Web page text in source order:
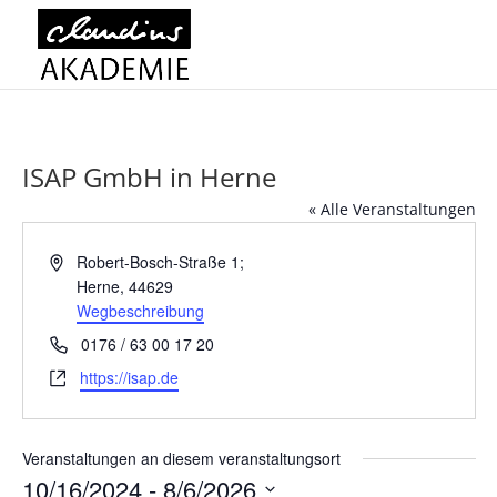
ISAP GmbH in Herne
« Alle Veranstaltungen
AdresseRobert-Bosch-Straße 1;
Herne, 44629
Wegbeschreibung
Telefon0176 / 63 00 17 20
Webseitehttps://isap.de
Veranstaltungen an diesem veranstaltungsort
10/16/2024 - 8/6/2026